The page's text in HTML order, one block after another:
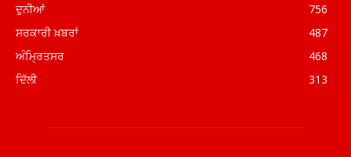
ਦੁਨੀਆਂ
756
ਸਰਕਾਰੀ ਖ਼ਬਰਾਂ
487
ਅੰਮ੍ਰਿਤਸਰ
468
ਦਿੱਲੀ
313